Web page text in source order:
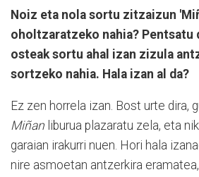
Noiz eta nola sortu zitzaizun
oholtzaratzeko nahia? Pentsatu
osteak sortu ahal izan zizula
sortzeko nahia. Hala izan al da?
Ez zen horrela izan. Bost urte dira,
Miñan liburua plazaratu zela, eta
garaian irakurri nuen. Hori hala
nire asmoetan antzerkira